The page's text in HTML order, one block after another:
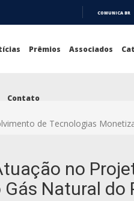
COMUNICA BR
Prêmios Associados
Contato
de Tecnologias
no
Natural do